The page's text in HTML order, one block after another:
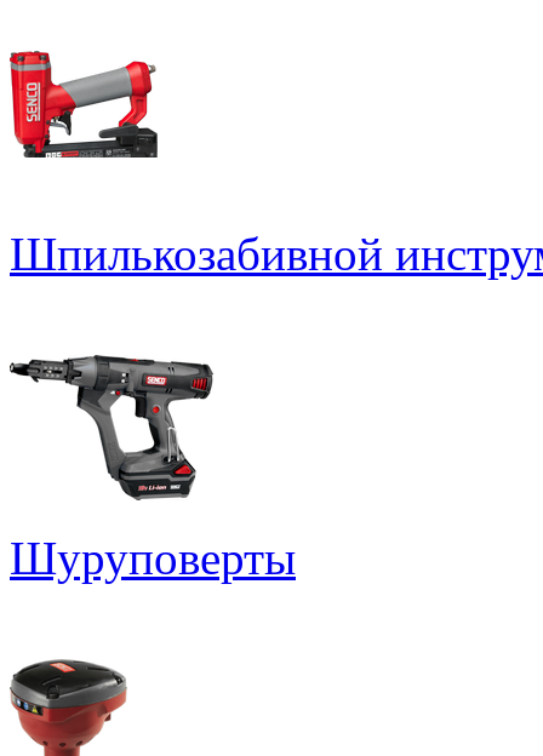
Шпилькозабивной
Шуруповерты